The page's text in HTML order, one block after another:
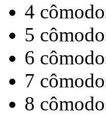
4
5
6
7
8